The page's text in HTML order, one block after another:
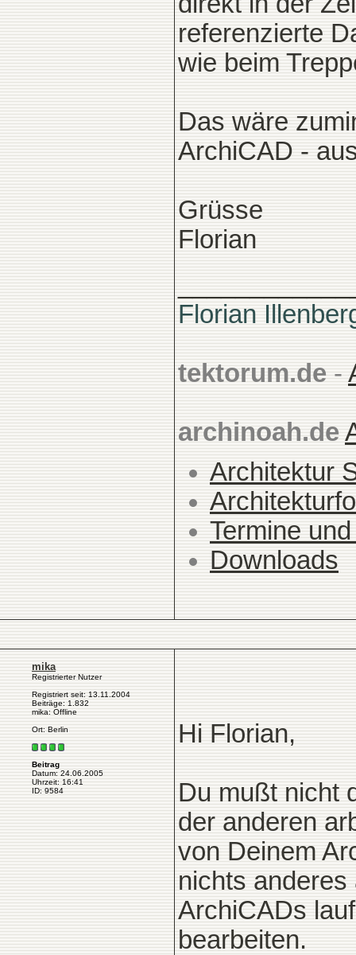
referenzierte
wie beim
Das wäre
ArchiCAD -
Grüsse
Florian
Florian
tektorum.de -
archinoah.de
Architektur
Termine
Downloads
mika
Registrierter Nutzer
Registriert seit: 13.11.2004
Beiträge: 1.832
mika: Offline
Ort: Berlin
Beitrag
Datum: 24.06.2005
Uhrzeit: 16:41
ID: 9584
Hi Florian,
Du mußt nicht
der anderen
von Deinem
nichts
ArchiCADs
bearbeiten.